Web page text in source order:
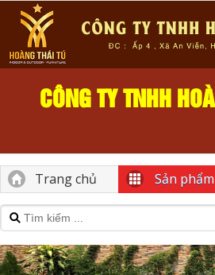
CÔNG TY TNHH
Trang chủ Sản phẩm